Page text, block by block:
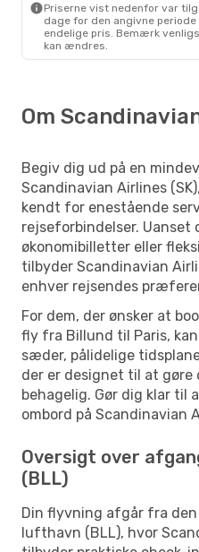
Priserne vist nedenfor var
dage for den angivne
endelige pris. Bemærk
kan ændres.
Om
Begiv dig ud på en
Scandinavian Airlines
kendt for enestående
rejseforbindelser. Uanset
økonomibilletter eller
tilbyder Scandinavian
enhver rejsendes
For dem, der ønsker at
fly fra Billund til Paris,
sæder, pålidelige
der er designet til at gøre
behagelig. Gør dig klar til
ombord på Scandinavian
Oversigt over
(BLL)
Din flyvning afgår fra
lufthavn (BLL), hvor